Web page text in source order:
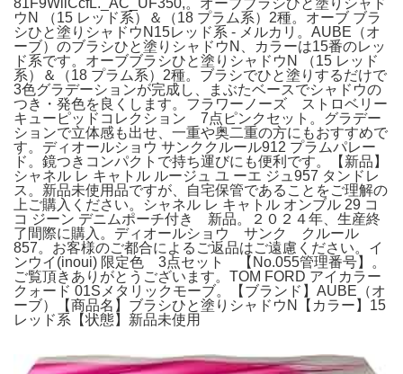
ウN （15 レッド系）＆（18 プラム系）2種。オーブ ブラ
シひと塗りシャドウN15レッド系 - メルカリ。AUBE（オ
ーブ）のブラシひと塗りシャドウN、カラーは15番のレッ
ド系です。オーブブラシひと塗りシャドウN （15 レッド
系）＆（18 プラム系）2種。ブラシでひと塗りするだけで
3色グラデーションが完成し、まぶたベースでシャドウの
つき・発色を良くします。フラワーノーズ ストロベリー
キューピッドコレクション 7点ピンクセット。グラデー
ションで立体感も出せ、一重や奥二重の方にもおすすめで
す。ディオールショウ サンククルール912 プラムパレー
ド。鏡つきコンパクトで持ち運びにも便利です。【新品】
シャネル レ キャトル ルージュ ユ ーエ ジュ957 タンドレ
ス。新品未使用品ですが、自宅保管であることをご理解の
上ご購入ください。シャネル レ キャトル オンブル 29 コ
コ ジーン デニムポーチ付き 新品。２０２４年、生産終
了間際に購入。ディオールショウ サンク クルール
857。お客様のご都合によるご返品はご遠慮ください。イ
ンウイ(inoui) 限定色 3点セット 【No.055管理番号】。
ご覧頂きありがとうございます。TOM FORD アイカラー
クォード 01Sメタリックモーブ。【ブランド】AUBE（オ
ーブ）【商品名】ブラシひと塗りシャドウN【カラー】15
レッド系【状態】新品未使用